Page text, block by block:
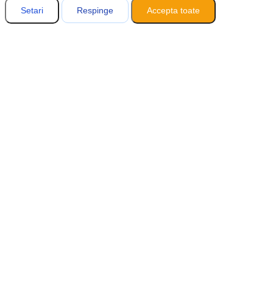
Setari Respinge Accepta toate